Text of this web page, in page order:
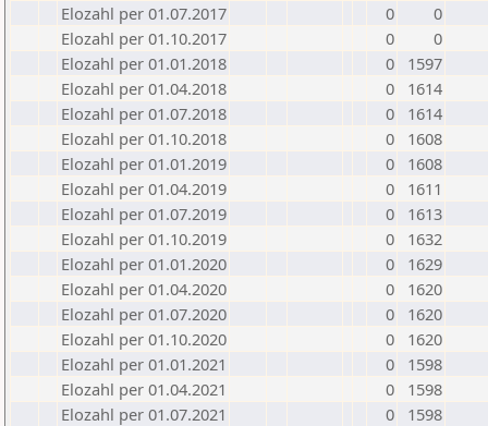
Elozahl per 01.07.2017
0
0
Elozahl per 01.10.2017
0
0
Elozahl per 01.01.2018
0
1597
Elozahl per 01.04.2018
0
1614
Elozahl per 01.07.2018
0
1614
Elozahl per 01.10.2018
0
1608
Elozahl per 01.01.2019
0
1608
Elozahl per 01.04.2019
0
1611
Elozahl per 01.07.2019
0
1613
Elozahl per 01.10.2019
0
1632
Elozahl per 01.01.2020
0
1629
Elozahl per 01.04.2020
0
1620
Elozahl per 01.07.2020
0
1620
Elozahl per 01.10.2020
0
1620
Elozahl per 01.01.2021
0
1598
Elozahl per 01.04.2021
0
1598
Elozahl per 01.07.2021
0
1598